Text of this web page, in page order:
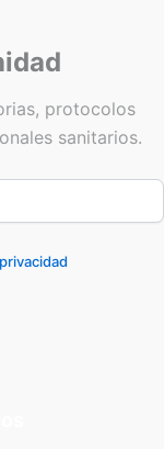
protocolos
sanitarios.